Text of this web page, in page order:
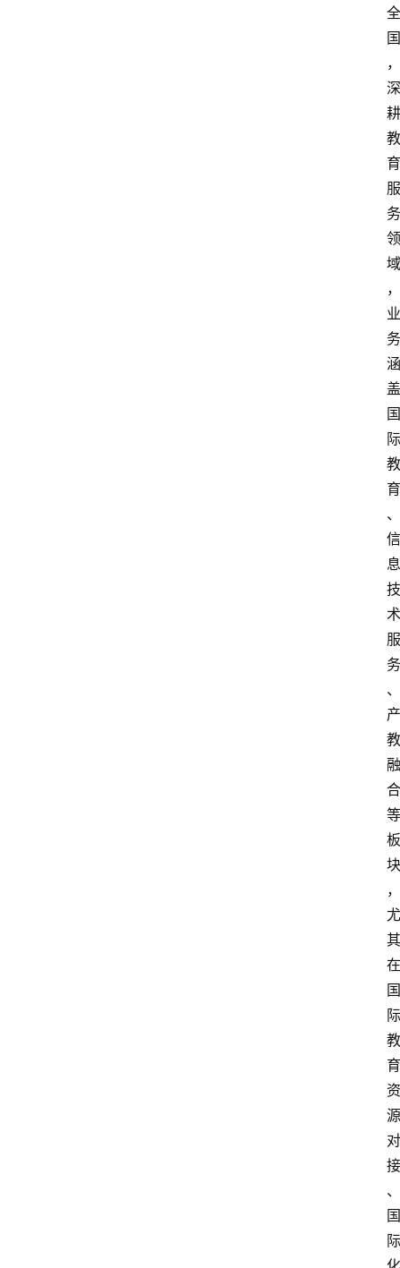
全
国
，
深
耕
教
育
服
务
领
域
，
业
务
涵
盖
国
际
教
育
、
信
息
技
术
服
务
、
产
教
融
合
等
板
块
，
尤
其
在
国
际
教
育
资
源
对
接
、
国
际